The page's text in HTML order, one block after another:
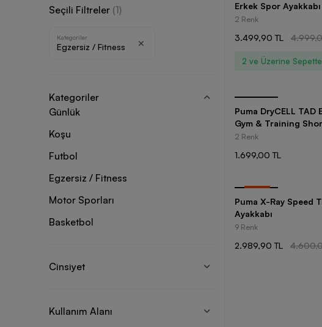
Seçili Filtreler (1)
Kategoriler
Egzersiz / Fitness
Kategoriler
Günlük
Koşu
Futbol
Egzersiz / Fitness
Motor Sporları
Basketbol
Cinsiyet
Kullanım Alanı
Erkek Spor Ayakkabı
2 Renk
3.499,90 TL
2 ve Üzerine
Puma DryCELL TAD
Gym & Training
Tişört
2 Renk
1.699,00 TL
Puma X-Ray Speed
Ayakkabı
9 Renk
2.989,90 TL